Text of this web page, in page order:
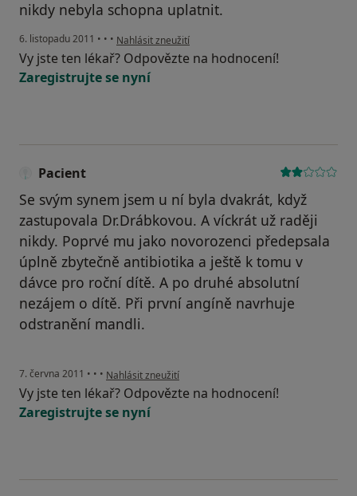
nikdy nebyla schopna uplatnit.
6. listopadu 2011 • • • podle názoru uživatele Pacient
Nahlásit zneužití
Vy jste ten lékař? Odpovězte na hodnocení!
Zaregistrujte se nyní
Pacient
Se svým synem jsem u ní byla dvakrát, když
zastupovala Dr.Drábkovou. A víckrát už raději
nikdy. Poprvé mu jako novorozenci předepsala
úplně zbytečně antibiotika a ještě k tomu v
dávce pro roční dítě. A po druhé absolutní
nezájem o dítě. Při první angíně navrhuje
odstranění mandli.
7. června 2011 • • • podle názoru uživatele Pacient
Nahlásit zneužití
Vy jste ten lékař? Odpovězte na hodnocení!
Zaregistrujte se nyní